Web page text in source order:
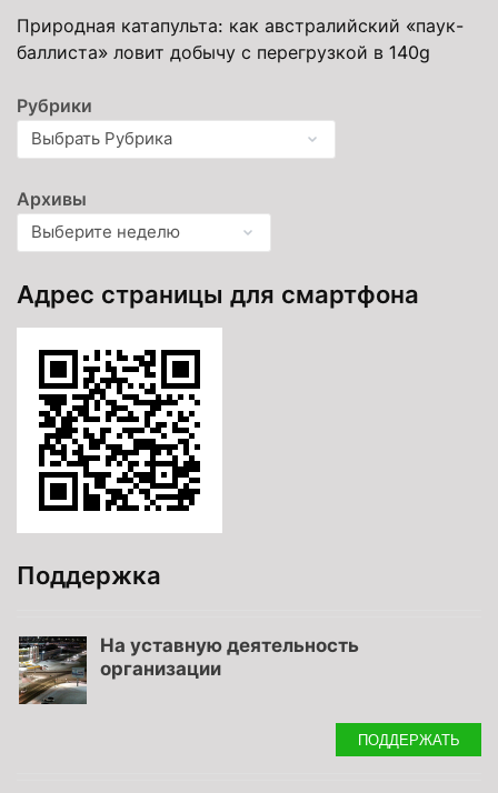
Природная катапульта: как австралийский «паук-
баллиста» ловит добычу с перегрузкой в 140g
Рубрики
Архивы
Адрес страницы для смартфона
Поддержка
На уставную деятельность
организации
ПОДДЕРЖАТЬ